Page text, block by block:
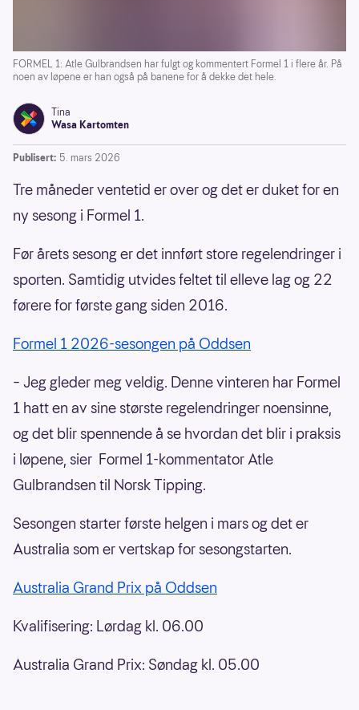
FORMEL 1: Atle Gulbrandsen har fulgt og kommentert Formel 1 i flere år. På
noen av løpene er han også på banene for å dekke det hele.
Tina
Wasa Kartomten
Publisert: 5. mars 2026
Tre måneder ventetid er over og det er duket for en
ny sesong i Formel 1.
Før årets sesong er det innført store regelendringer i
sporten. Samtidig utvides feltet til elleve lag og 22
førere for første gang siden 2016.
Formel 1 2026-sesongen på Oddsen
– Jeg gleder meg veldig. Denne vinteren har Formel
1 hatt en av sine største regelendringer noensinne,
og det blir spennende å se hvordan det blir i praksis
i løpene, sier Formel 1-kommentator Atle
Gulbrandsen til Norsk Tipping.
Sesongen starter første helgen i mars og det er
Australia som er vertskap for sesongstarten.
Australia Grand Prix på Oddsen
Kvalifisering: Lørdag kl. 06.00
Australia Grand Prix: Søndag kl. 05.00